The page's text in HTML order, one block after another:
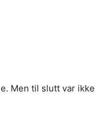
Men til slutt var ikke